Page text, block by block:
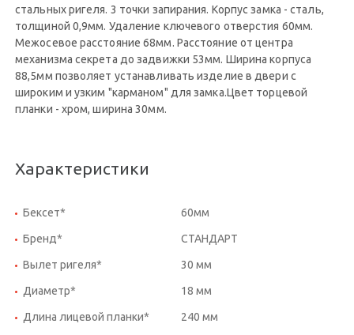
стальных ригеля. 3 точки запирания. Корпус замка - сталь,
толщиной 0,9мм. Удаление ключевого отверстия 60мм.
Межосевое расстояние 68мм. Расстояние от центра
механизма секрета до задвижки 53мм. Ширина корпуса
88,5мм позволяет устанавливать изделие в двери с
широким и узким "карманом" для замка.Цвет торцевой
планки - хром, ширина 30мм.
Характеристики
Бексет* 60мм
Бренд* СТАНДАРТ
Вылет ригеля* 30 мм
Диаметр* 18 мм
Длина лицевой планки* 240 мм